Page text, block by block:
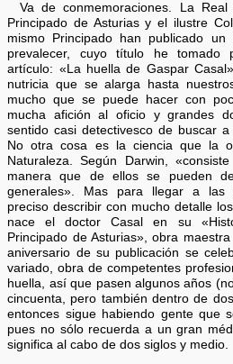
Va de conmemoraciones. La
Principado de Asturias y el ilustre
mismo Principado han publicado
prevalecer, cuyo título he tomado
artículo: «La huella de Gaspar
nutricia que se alarga hasta
mucho que se puede hacer con
mucha afición al oficio y grandes
sentido casi detectivesco de buscar
No otra cosa es la ciencia que la
Naturaleza. Según Darwin,
manera que de ellos se pueden
generales». Mas para llegar a las
preciso describir con mucho detalle
nace el doctor Casal en su
Principado de Asturias», obra
aniversario de su publicación se
variado, obra de competentes
huella, así que pasen algunos años
cincuenta, pero también dentro de
entonces sigue habiendo gente que
pues no sólo recuerda a un gran
significa al cabo de dos siglos y medio.